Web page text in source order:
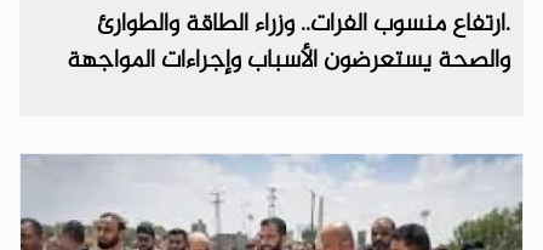
.ارتفاع منسوب الفرات.. وزراء الطاقة والطوارئ
والصحة يستعرضون الأسباب وإجراءات المواجهة